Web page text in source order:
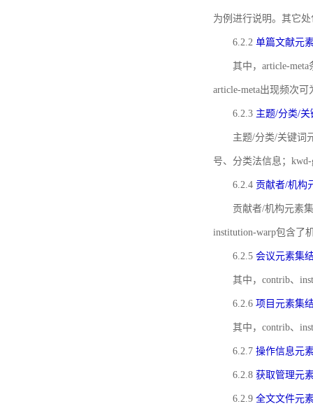
为例进行说明。其它
6.2.2 单篇文献元
其中，article-
article-meta出现频次可
6.2.3 主题/分类/
主题/分类/关键词
号、分类法信息；
6.2.4 贡献者/机构
贡献者/机构元素
institution-warp包含了
6.2.5 会议元素集
其中，contrib、
6.2.6 项目元素集
其中，contrib、
6.2.7 操作信息元
6.2.8 获取管理元
6.2.9 全文文件元